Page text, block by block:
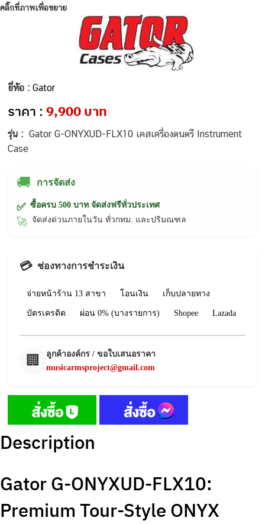
คลิ๊กที่ภาพเพื่อขยาย
ยี่ห้อ :Gator
ราคา :9,900 บาท
รุ่น :Gator G-ONYXUD-FLX10 เคสเครื่องดนตรี Instrument
Case
🚚 การจัดส่ง
✅ ซื้อครบ 500 บาท จัดส่งฟรีทั่วประเทศ
🚀 จัดส่งด่วนภายในวัน ทั่วกทม. และปริมณฑล
💳 ช่องทางการชำระเงิน
จ่ายหน้าร้าน 13 สาขา โอนเงิน เก็บปลายทาง
บัตรเครดิต ผ่อน 0% (บางรายการ) Shopee Lazada
🏢
ลูกค้าองค์กร / ขอใบเสนอราคา
musicarmsproject@gmail.com
Description
Gator G-ONYXUD-FLX10:
Premium Tour-Style ONYX